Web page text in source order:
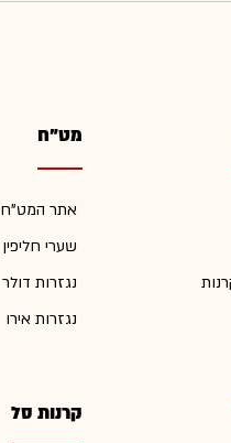
מט"ח
אתר המט"ח
שערי חליפין
נגזרות דולר
נגזרות אירו
קרנות סל